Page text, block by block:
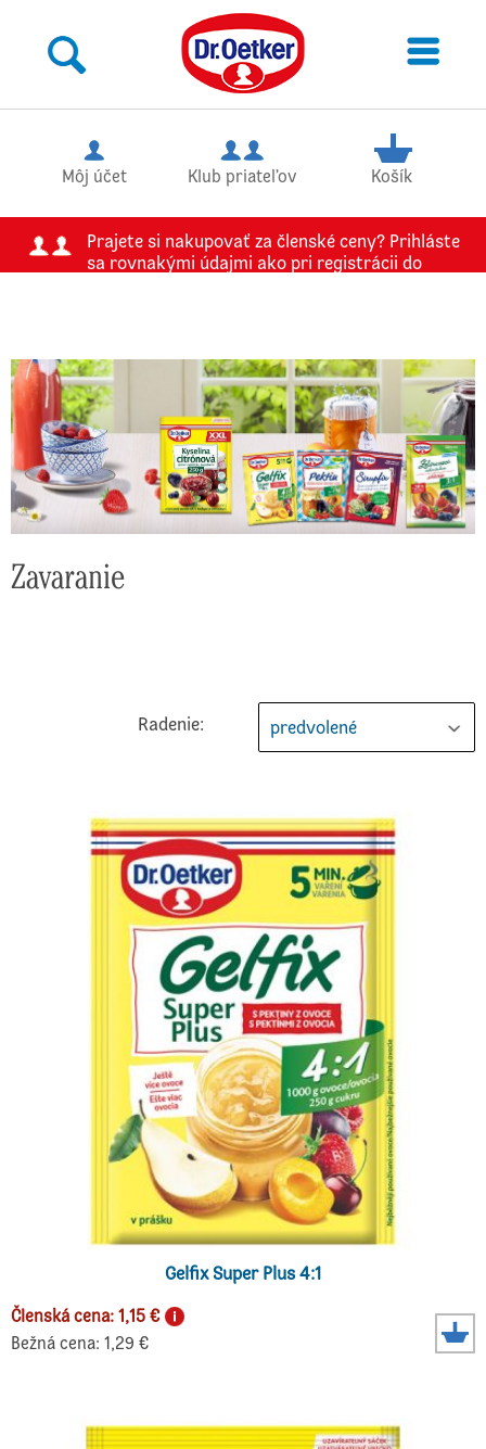
Môj účet Klub priateľov Košík
Prajete si nakupovať za členské ceny? Prihláste
sa rovnakými údajmi ako pri registrácii do
Zavaranie
Radenie: predvolené
Gelfix Super Plus 4:1
Členská cena: 1,15 €
Bežná cena: 1,29 €